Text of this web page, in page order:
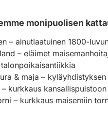
monipuolisen
– ainutlaatuinen 1800-
– eläimet
& maja –
kurkkaus kansallispuistoon
– kurkkaus maisemiin